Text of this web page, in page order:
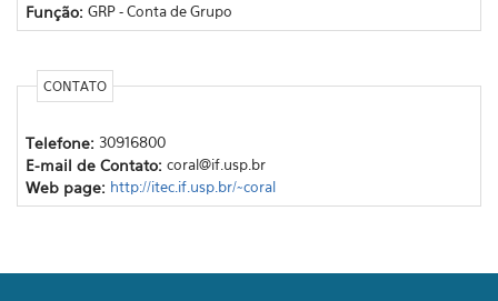
Função: GRP - Conta de Grupo
CONTATO
Telefone: 30916800
E-mail de Contato: coral@if.usp.br
Web page: http://itec.if.usp.br/~coral